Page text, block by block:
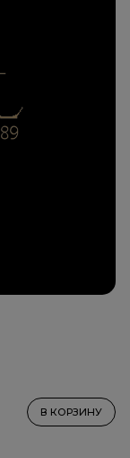
В КОРЗИНУ